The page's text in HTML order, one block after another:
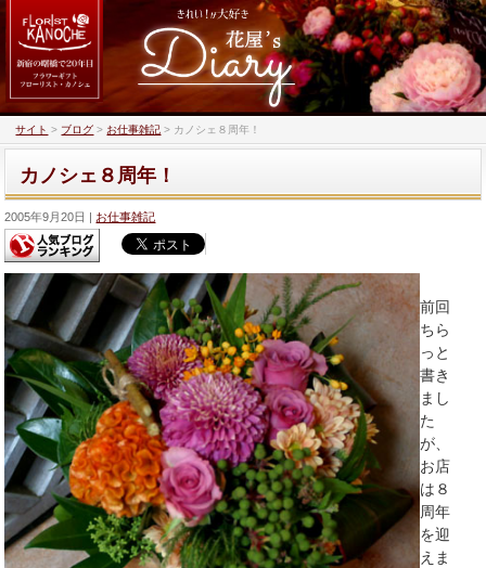
サイト > ブログ >お仕事雑記 > カノシェ８周年！
カノシェ８周年！
2005年9月20日 お仕事雑記
前回
ちら
っと
書き
まし
た
が、
お店
は８
周年
を迎
えま